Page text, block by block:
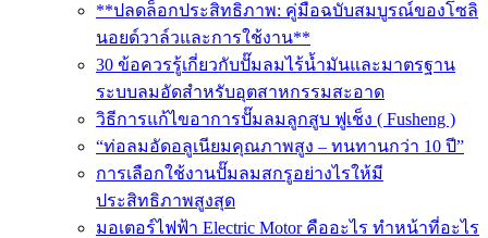
**ปลดล็อกประสิทธิภาพ: คู่มือฉบับสมบูรณ์ของโซลิ
นอยด์วาล์วและการใช้งาน**
30 ข้อควรรู้เกี่ยวกับปั๊มลมไร้น้ำมันและมาตรฐาน
ระบบลมอัดสำหรับอุตสาหกรรมสะอาด
วิธีการแก้ไขอาการปั๊มลมลูกสูบ ฟูเช็ง ( Fusheng )
“ท่อลมอัดอลูเนียมคุณภาพสูง – ทนทานกว่า 10 ปี”
การเลือกใช้งานปั๊มลมสกรูอย่างไรให้มี
ประสิทธิภาพสูงสุด
มอเตอร์ไฟฟ้า Electric Motor คืออะไร ทำหน้าที่อะไร